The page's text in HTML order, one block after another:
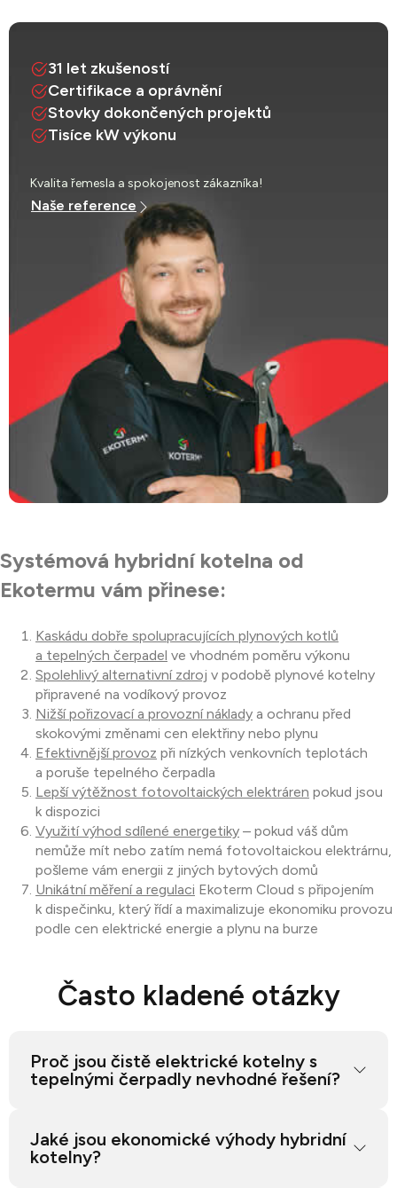
31 let zkušeností
Certifikace a oprávnění
Stovky dokončených projektů
Tisíce kW výkonu
Kvalita řemesla a spokojenost zákazníka!
Naše reference
Systémová hybridní kotelna od
Ekotermu vám přinese:
Kaskádu dobře spolupracujících plynových kotlů
a tepelných čerpadel ve vhodném poměru výkonu
Spolehlivý alternativní zdroj v podobě plynové kotelny
připravené na vodíkový provoz
Nižší pořizovací a provozní náklady a ochranu před
skokovými změnami cen elektřiny nebo plynu
Efektivnější provoz při nízkých venkovních teplotách
a poruše tepelného čerpadla
Lepší výtěžnost fotovoltaických elektráren pokud jsou
k dispozici
Využití výhod sdílené energetiky – pokud váš dům
nemůže mít nebo zatím nemá fotovoltaickou elektrárnu,
pošleme vám energii z jiných bytových domů
Unikátní měření a regulaci Ekoterm Cloud s připojením
k dispečinku, který řídí a maximalizuje ekonomiku provozu
podle cen elektrické energie a plynu na burze
Často kladené otázky
Proč jsou čistě elektrické kotelny s
tepelnými čerpadly nevhodné řešení?
vybudována tak robustně, aby uspokojila poptávku
po obří poptávce elektrické energie v situaci, kdy
Jaké jsou ekonomické výhody hybridní
kotelny?